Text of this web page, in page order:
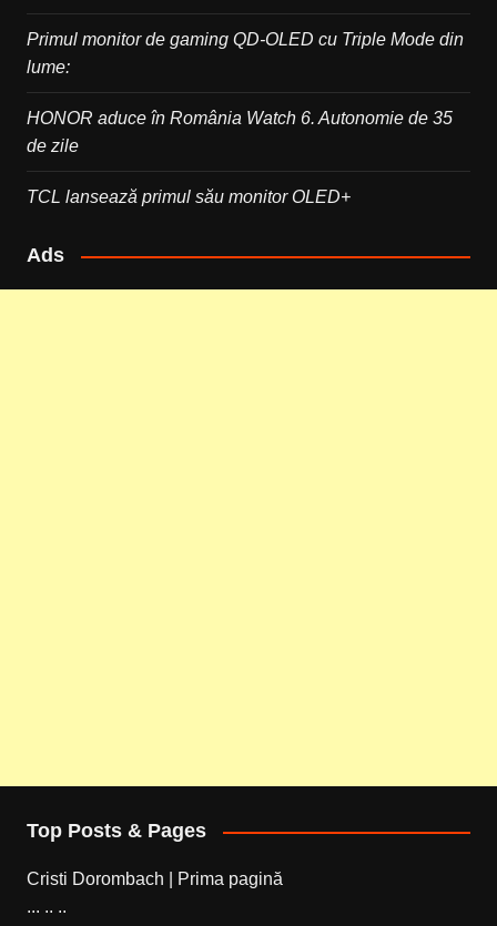
Primul monitor de gaming QD-OLED cu Triple Mode din
lume:
HONOR aduce în România Watch 6. Autonomie de 35
de zile
TCL lansează primul său monitor OLED+
Ads
Top Posts & Pages
Cristi Dorombach | Prima pagină
... .. ..